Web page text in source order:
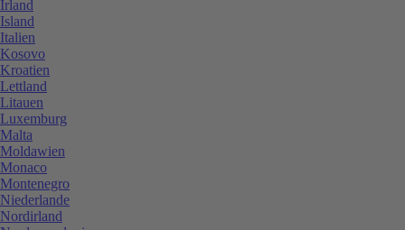
Irland
Island
Italien
Kosovo
Kroatien
Lettland
Litauen
Luxemburg
Malta
Moldawien
Monaco
Montenegro
Niederlande
Nordirland